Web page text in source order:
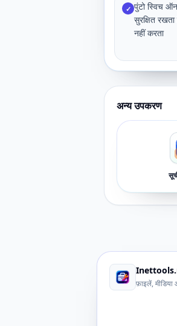
✓ पुंटो स्विच
सुरक्षित
नहीं करता
अन्य उपकरण
फ़ाइलें,